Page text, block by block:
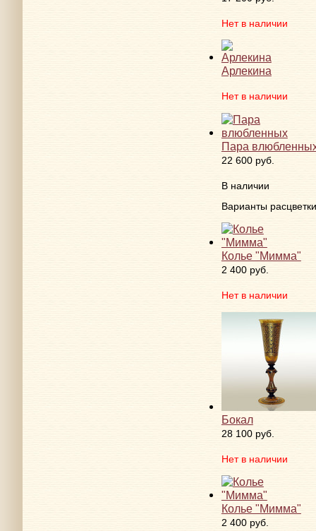
Нет в наличии
Арлекина
Нет в наличии
Пара
22 600 руб.
В наличии
Варианты расцветки
Колье "Мимма"
2 400 руб.
Нет в наличии
Бокал
28 100 руб.
Нет в наличии
Колье "Мимма"
2 400 руб.